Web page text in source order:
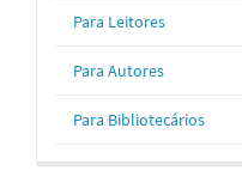
Para Leitores
Para Autores
Para Bibliotecários